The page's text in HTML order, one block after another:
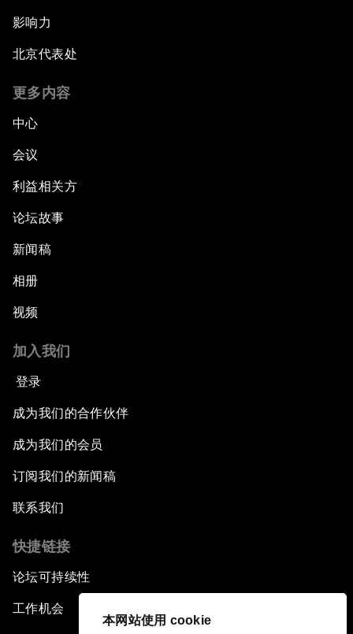
本网站使用 cookie
影响力
北京代表处
更多内容
中心
会议
利益相关方
论坛故事
新闻稿
相册
视频
加入我们
登录
成为我们的合作伙伴
成为我们的会员
订阅我们的新闻稿
联系我们
快捷链接
论坛可持续性
工作机会